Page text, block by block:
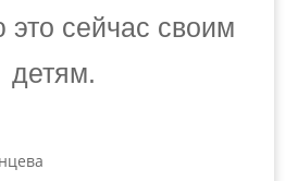
сейчас своим
детям.